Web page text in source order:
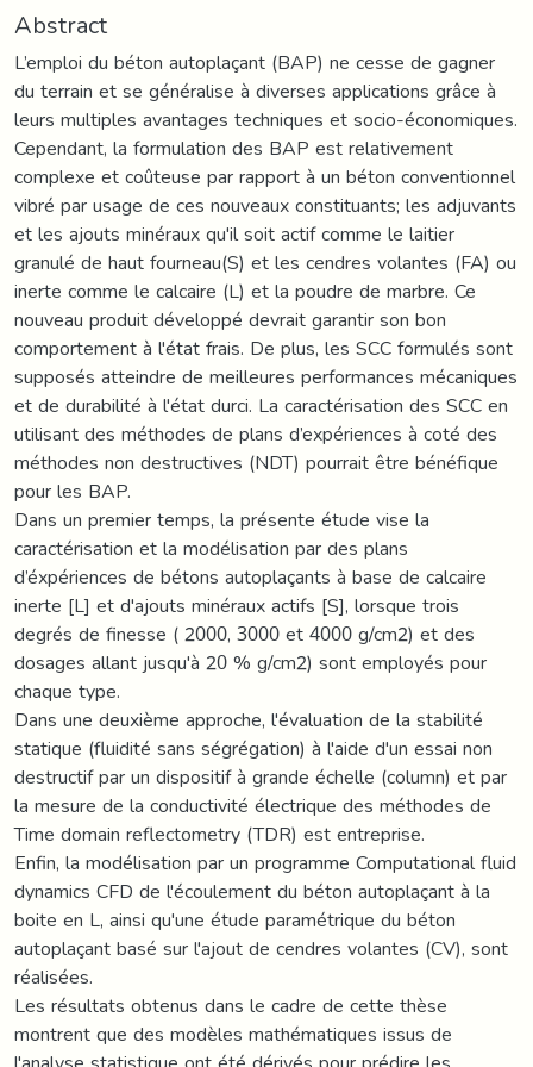
Abstract
L’emploi du béton autoplaçant (BAP) ne cesse de gagner
du terrain et se généralise à diverses applications grâce à
leurs multiples avantages techniques et socio-économiques.
Cependant, la formulation des BAP est relativement
complexe et coûteuse par rapport à un béton conventionnel
vibré par usage de ces nouveaux constituants; les adjuvants
et les ajouts minéraux qu'il soit actif comme le laitier
granulé de haut fourneau(S) et les cendres volantes (FA) ou
inerte comme le calcaire (L) et la poudre de marbre. Ce
nouveau produit développé devrait garantir son bon
comportement à l'état frais. De plus, les SCC formulés sont
supposés atteindre de meilleures performances mécaniques
et de durabilité à l'état durci. La caractérisation des SCC en
utilisant des méthodes de plans d’expériences à coté des
méthodes non destructives (NDT) pourrait être bénéfique
pour les BAP.
Dans un premier temps, la présente étude vise la
caractérisation et la modélisation par des plans
d’éxpériences de bétons autoplaçants à base de calcaire
inerte [L] et d'ajouts minéraux actifs [S], lorsque trois
degrés de finesse ( 2000, 3000 et 4000 g/cm2) et des
dosages allant jusqu'à 20 % g/cm2) sont employés pour
chaque type.
Dans une deuxième approche, l'évaluation de la stabilité
statique (fluidité sans ségrégation) à l'aide d'un essai non
destructif par un dispositif à grande échelle (column) et par
la mesure de la conductivité électrique des méthodes de
Time domain reflectometry (TDR) est entreprise.
Enfin, la modélisation par un programme Computational fluid
dynamics CFD de l'écoulement du béton autoplaçant à la
boite en L, ainsi qu'une étude paramétrique du béton
autoplaçant basé sur l'ajout de cendres volantes (CV), sont
réalisées.
Les résultats obtenus dans le cadre de cette thèse
montrent que des modèles mathématiques issus de